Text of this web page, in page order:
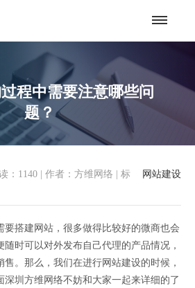
程中需要注意哪些问
题？
网站建设
：1140 作者：方维网络
标
要搭建网站，很多做得比较好的微商也会
时可以对外发布自己代理的产品情况，
售。那么，我们在进行网站建设的时候，
深圳方维网络不妨和大家一起来详细的了